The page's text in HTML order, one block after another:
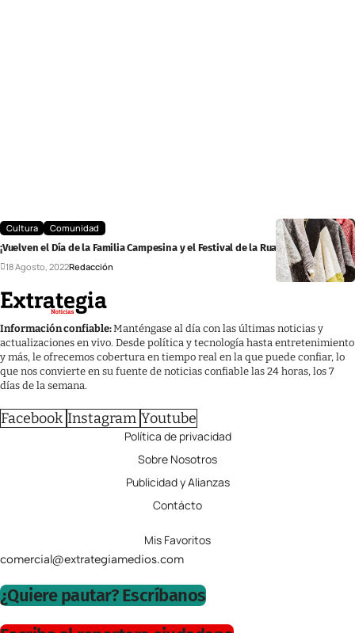
Cultura
Comunidad
¡Vuelven el Día de la Familia Campesina y el Festival de la Ruana!
18 Agosto, 2022Redacción
Información confiable:Manténgase al día con las últimas noticias y
actualizaciones en vivo. Desde política y tecnología hasta entretenimiento
y más, le ofrecemos cobertura en tiempo real en la que puede confiar, lo
que nos convierte en su fuente de noticias confiable las 24 horas, los 7
días de la semana.
Facebook Instagram Youtube
Política de privacidad
Sobre Nosotros
Publicidad y Alianzas
Contácto
Mis Favoritos
comercial@extrategiamedios.com
¿Quiere pautar? Escríbanos